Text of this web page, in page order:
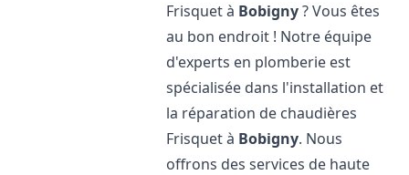
Frisquet à Bobigny? Vous êtes
au bon endroit ! Notre équipe
d'experts en plomberie est
spécialisée dans l'installation et
la réparation de chaudières
Frisquet à Bobigny. Nous
offrons des services de haute